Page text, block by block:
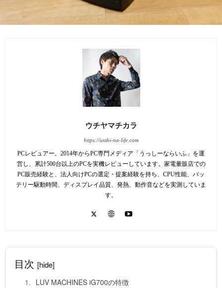
ウチヤマチカラ
https://usshi-na-life.com
PCレビュアー。2014年からPC専門メディア「うっしーならいふ」を運
営し、累計500台以上のPCを実機レビューしています。家電量販店での
PC販売経験と、法人向けPCの選定・提案経験を持ち、CPU性能、バッ
テリー駆動時間、ディスプレイ品質、発熱、動作音などを実測していま
す。
目次 [hide]
LUV MACHINES iG700の特徴